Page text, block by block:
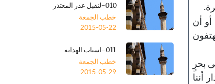
أو أن
بحرٍ
أننا
010-لنقبل عذر المعتذر
خطب الجمعة
2015-05-22
011-اسباب الهدايه
خطب الجمعة
2015-05-29